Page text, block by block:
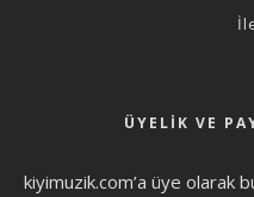
ÜYELIK VE
kiyimuzik.com’a üye olarak